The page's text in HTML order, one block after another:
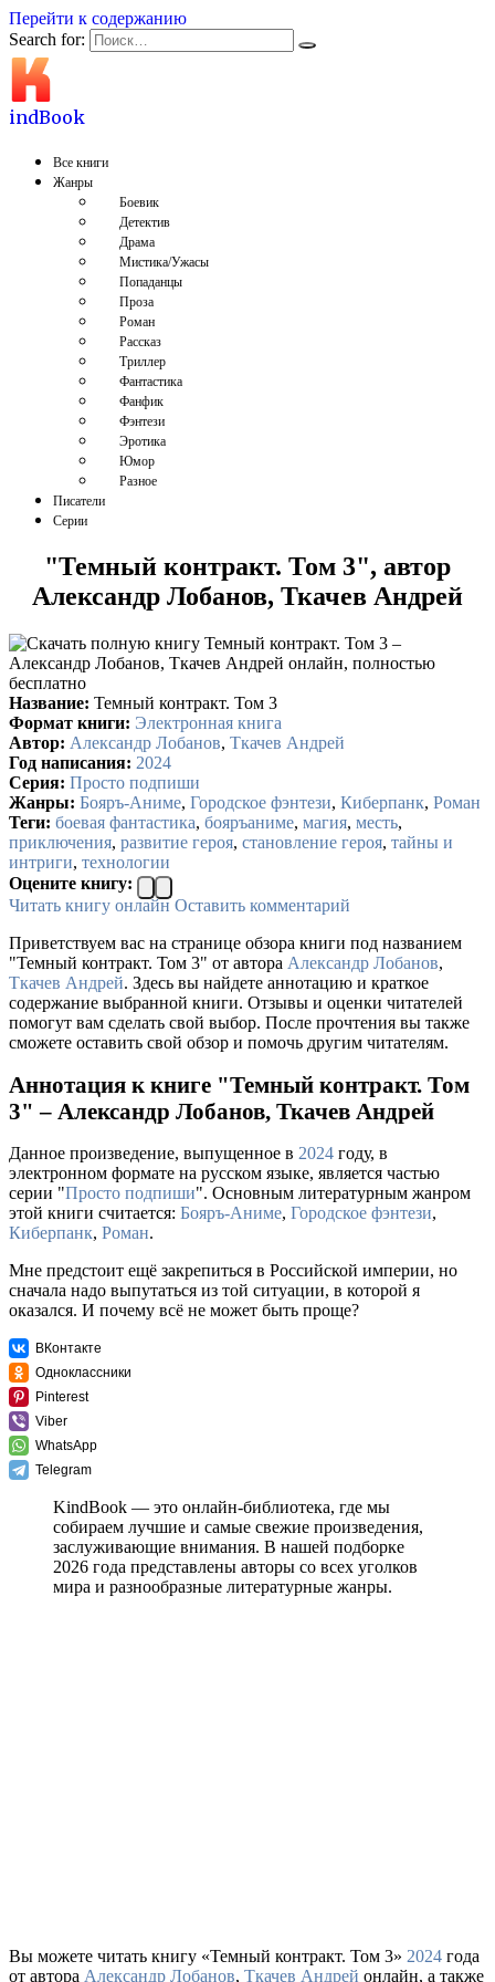
Перейти к содержанию
Search for:
indBook
Все книги
Жанры
Боевик
Детектив
Драма
Мистика/Ужасы
Попаданцы
Проза
Роман
Рассказ
Триллер
Фантастика
Фанфик
Фэнтези
Эротика
Юмор
Разное
Писатели
Серии
"Темный контракт. Том 3", автор
Александр Лобанов, Ткачев Андрей
Название: Темный контракт. Том 3
Формат книги: Электронная книга
Автор: Александр Лобанов, Ткачев Андрей
Год написания: 2024
Серия: Просто подпиши
Жанры: Бояръ-Аниме, Городское фэнтези, Киберпанк, Роман
Теги: боевая фантастика, бояръаниме, магия, месть,
приключения, развитие героя, становление героя, тайны и
интриги, технологии
Оцените книгу:
Читать книгу онлайн Оставить комментарий
Приветствуем вас на странице обзора книги под названием
"Темный контракт. Том 3" от автора Александр Лобанов,
Ткачев Андрей. Здесь вы найдете аннотацию и краткое
содержание выбранной книги. Отзывы и оценки читателей
помогут вам сделать свой выбор. После прочтения вы также
сможете оставить свой обзор и помочь другим читателям.
Аннотация к книге "Темный контракт. Том
3" – Александр Лобанов, Ткачев Андрей
Данное произведение, выпущенное в 2024 году, в
электронном формате на русском языке, является частью
серии "Просто подпиши". Основным литературным жанром
этой книги считается: Бояръ-Аниме, Городское фэнтези,
Киберпанк, Роман.
Мне предстоит ещё закрепиться в Российской империи, но
сначала надо выпутаться из той ситуации, в которой я
оказался. И почему всё не может быть проще?
ВКонтакте
Одноклассники
Pinterest
Viber
WhatsApp
Telegram
KindBook — это онлайн-библиотека, где мы
собираем лучшие и самые свежие произведения,
заслуживающие внимания. В нашей подборке
2026 года представлены авторы со всех уголков
мира и разнообразные литературные жанры.
Вы можете читать книгу «Темный контракт. Том 3» 2024 года
от автора Александр Лобанов, Ткачев Андрей онлайн, а также